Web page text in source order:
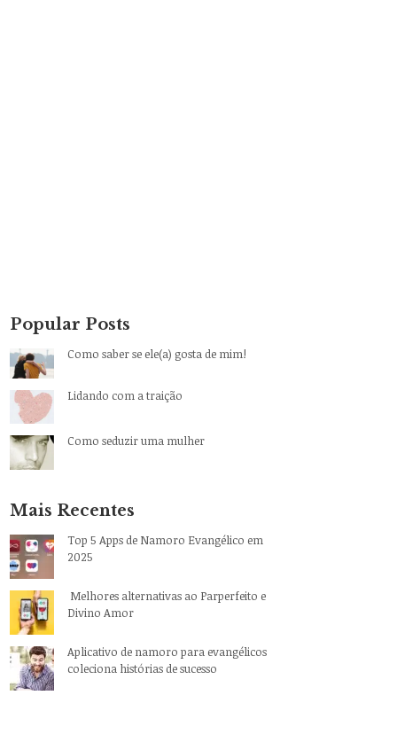
Popular Posts
Como saber se ele(a) gosta de mim!
Lidando com a traição
Como seduzir uma mulher
Mais Recentes
Top 5 Apps de Namoro Evangélico em
2025
Melhores alternativas ao Parperfeito e
Divino Amor
Aplicativo de namoro para evangélicos
coleciona histórias de sucesso